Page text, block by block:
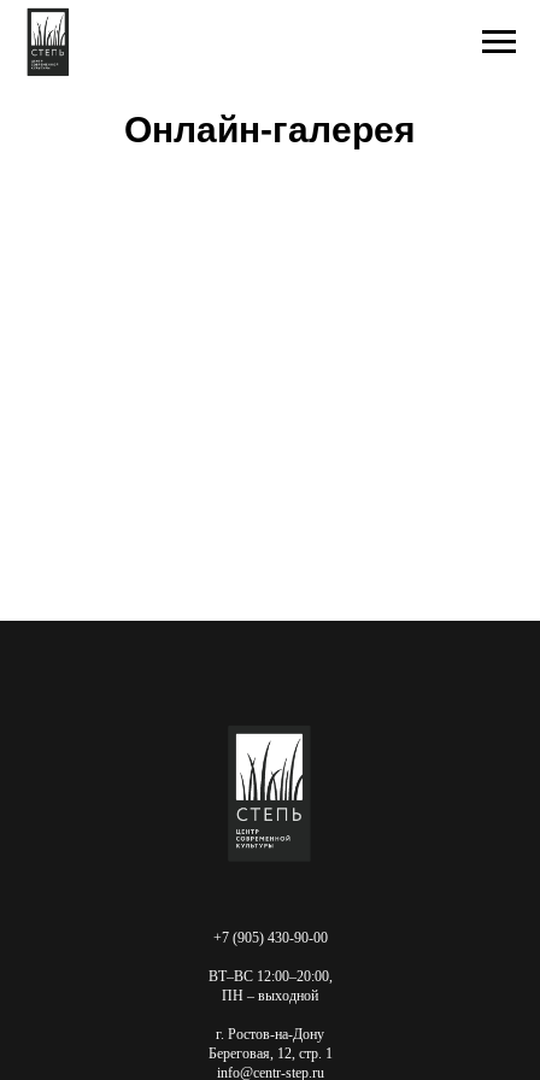
Онлайн-галерея
+7 (905) 430-90-00
ВТ–ВС 12:00–20:00,
ПН – выходной
г. Ростов-на-Дону
Береговая, 12, стр. 1
info@centr-step.ru